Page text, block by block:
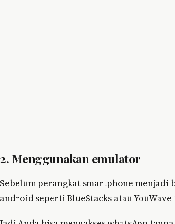
2. Menggunakan emulator
Sebelum perangkat smartphone menjadi
android seperti BlueStacks atau